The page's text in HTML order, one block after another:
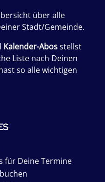
über alle
Stadt/Gemeinde.
Kalender-Abosstellst
Liste nach Deinen
so alle wichtigen
für Deine Termine